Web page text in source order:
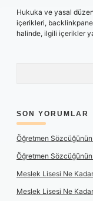
Hukuka ve yasal
içerikleri,
halinde, ilgili içerikler
SON YORUMLAR
Öğretmen
Öğretmen
Meslek Lisesi Ne
Meslek Lisesi Ne